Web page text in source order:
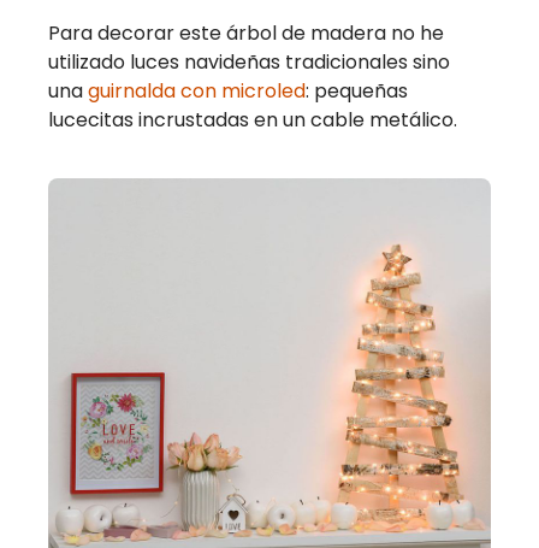
Para decorar este árbol de madera no he
utilizado luces navideñas tradicionales sino
unaguirnalda con microled: pequeñas
lucecitas incrustadas en un cable metálico.